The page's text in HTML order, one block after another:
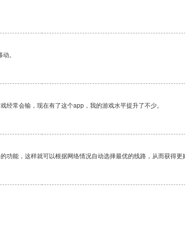
。
常会输，现在有了这个app，我的游戏水平提升了不少。
能，这样就可以根据网络情况自动选择最优的线路，从而获得更